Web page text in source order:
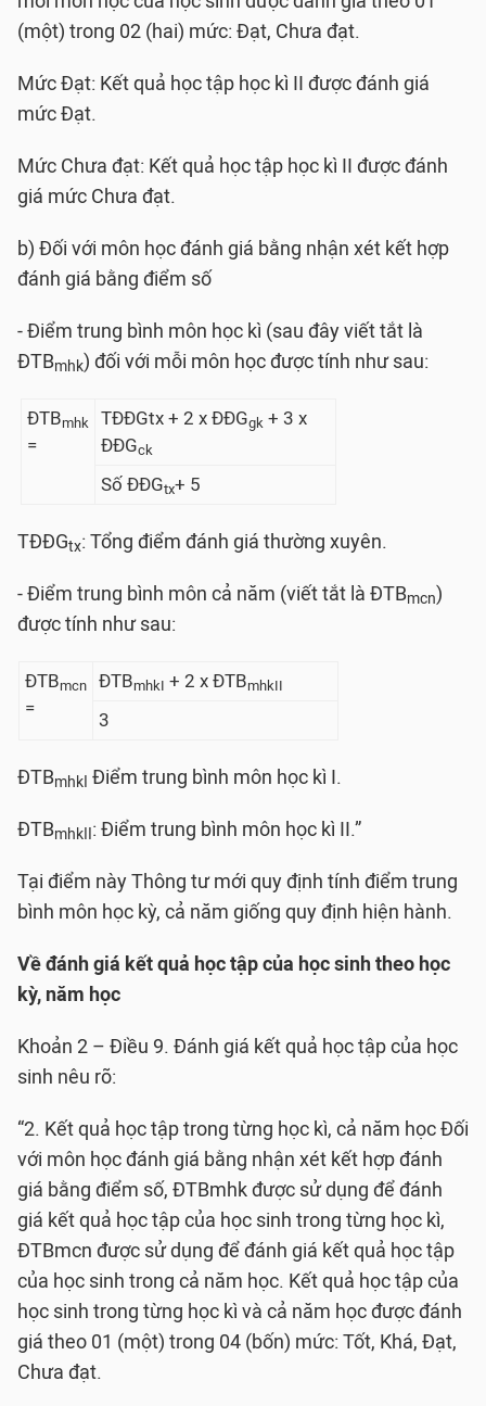
(một) trong 02 (hai) mức: Đạt, Chưa đạt.
Mức Đạt: Kết quả học tập học kì II được đánh giá
mức Đạt.
Mức Chưa đạt: Kết quả học tập học kì II được đánh
giá mức Chưa đạt.
b) Đối với môn học đánh giá bằng nhận xét kết hợp
đánh giá bằng điểm số
- Điểm trung bình môn học kì (sau đây viết tắt là
ĐTBmhk) đối với mỗi môn học được tính như sau:
ĐTBmhk
=
TĐĐGtx + 2 x ĐĐGgk + 3 x
ĐĐGck
Số ĐĐGtx+ 5
TĐĐGtx: Tổng điểm đánh giá thường xuyên.
- Điểm trung bình môn cả năm (viết tắt là ĐTBmcn)
được tính như sau:
ĐTBmcn
=
ĐTBmhkI + 2 x ĐTBmhkII
3
ĐTBmhkI Điểm trung bình môn học kì I.
ĐTBmhkII : Điểm trung bình môn học kì II.”
Tại điểm này Thông tư mới quy định tính điểm trung
bình môn học kỳ, cả năm giống quy định hiện hành.
Về đánh giá kết quả học tập của học sinh theo học
kỳ, năm học
Khoản 2 – Điều 9. Đánh giá kết quả học tập của học
sinh nêu rõ:
“2. Kết quả học tập trong từng học kì, cả năm học Đối
với môn học đánh giá bằng nhận xét kết hợp đánh
giá bằng điểm số, ĐTBmhk được sử dụng để đánh
giá kết quả học tập của học sinh trong từng học kì,
ĐTBmcn được sử dụng để đánh giá kết quả học tập
của học sinh trong cả năm học. Kết quả học tập của
học sinh trong từng học kì và cả năm học được đánh
giá theo 01 (một) trong 04 (bốn) mức: Tốt, Khá, Đạt,
Chưa đạt.